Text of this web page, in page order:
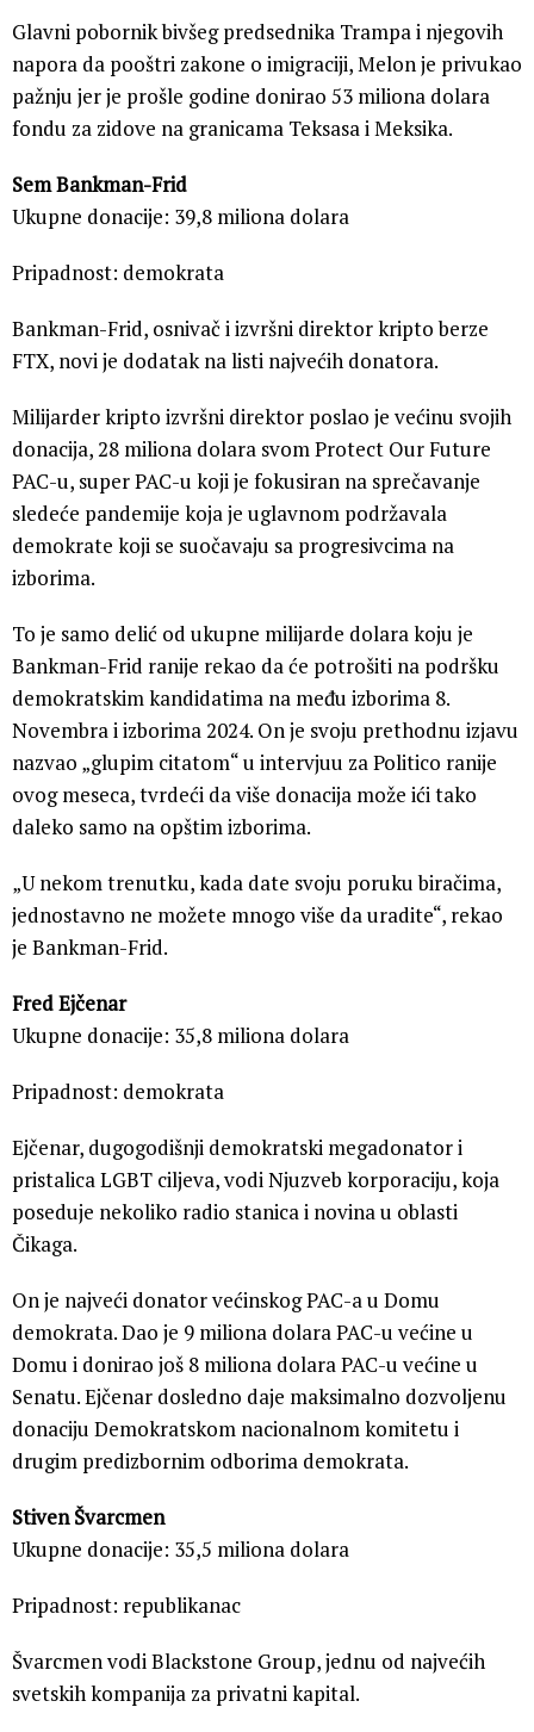
Glavni pobornik bivšeg predsednika Trampa i njegovih
napora da pooštri zakone o imigraciji, Melon je privukao
pažnju jer je prošle godine donirao 53 miliona dolara
fondu za zidove na granicama Teksasa i Meksika.
Sem Bankman-Frid
Ukupne donacije: 39,8 miliona dolara
Pripadnost: demokrata
Bankman-Frid, osnivač i izvršni direktor kripto berze
FTX, novi je dodatak na listi najvećih donatora.
Milijarder kripto izvršni direktor poslao je većinu svojih
donacija, 28 miliona dolara svom Protect Our Future
PAC-u, super PAC-u koji je fokusiran na sprečavanje
sledeće pandemije koja je uglavnom podržavala
demokrate koji se suočavaju sa progresivcima na
izborima.
To je samo delić od ukupne milijarde dolara koju je
Bankman-Frid ranije rekao da će potrošiti na podršku
demokratskim kandidatima na među izborima 8.
Novembra i izborima 2024. On je svoju prethodnu izjavu
nazvao „glupim citatom“ u intervjuu za Politico ranije
ovog meseca, tvrdeći da više donacija može ići tako
daleko samo na opštim izborima.
„U nekom trenutku, kada date svoju poruku biračima,
jednostavno ne možete mnogo više da uradite“, rekao
je Bankman-Frid.
Fred Ejčenar
Ukupne donacije: 35,8 miliona dolara
Pripadnost: demokrata
Ejčenar, dugogodišnji demokratski megadonator i
pristalica LGBT ciljeva, vodi Njuzveb korporaciju, koja
poseduje nekoliko radio stanica i novina u oblasti
Čikaga.
On je najveći donator većinskog PAC-a u Domu
demokrata. Dao je 9 miliona dolara PAC-u većine u
Domu i donirao još 8 miliona dolara PAC-u većine u
Senatu. Ejčenar dosledno daje maksimalno dozvoljenu
donaciju Demokratskom nacionalnom komitetu i
drugim predizbornim odborima demokrata.
Stiven Švarcmen
Ukupne donacije: 35,5 miliona dolara
Pripadnost: republikanac
Švarcmen vodi Blackstone Group, jednu od najvećih
svetskih kompanija za privatni kapital.